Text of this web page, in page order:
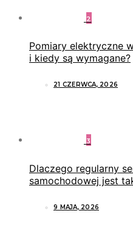
2
Pomiary elektryczne
i kiedy są wymagane?
21 CZERWCA, 2026
3
Dlaczego regularny
samochodowej jest
9 MAJA, 2026